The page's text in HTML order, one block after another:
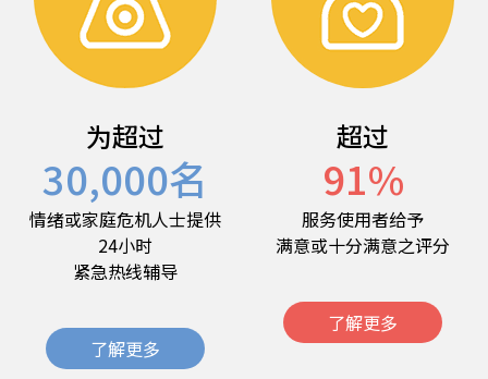
为超过
30,000名
情绪或家庭危机人士提供
24小时
紧急热线辅导
了解更多
超过
91%
服务使用者给予
满意或十分满意之评分
了解更多